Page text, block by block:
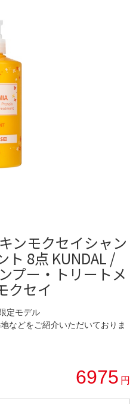
ンモクセイシャン
ト 8点 KUNDAL /
プー・トリートメ
クセイ
定モデル
などをご紹介いただいておりま
6975 円